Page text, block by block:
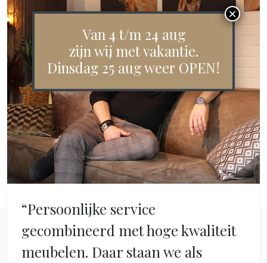
“Persoonlijke service
gecombineerd met hoge kwaliteit
meubelen. Daar staan we als
Van 4 t/m 24 aug
zijn wij met vakantie.
Dinsdag 25 aug weer OPEN!